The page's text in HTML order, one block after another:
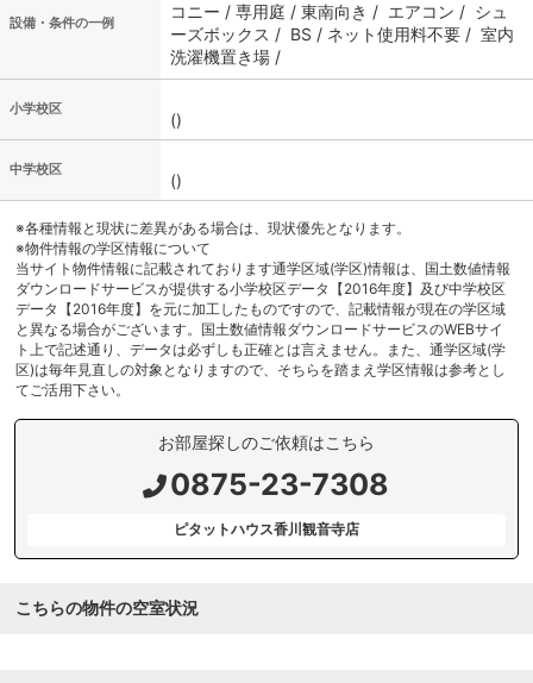
設備・条件の一例
コニー / 専用庭 / 東南向き / エアコン / シュ
ーズボックス / BS / ネット使用料不要 / 室内
洗濯機置き場 /
小学校区
()
中学校区
()
※各種情報と現状に差異がある場合は、現状優先となります。
※物件情報の学区情報について
当サイト物件情報に記載されております通学区域(学区)情報は、国土数値情報
ダウンロードサービスが提供する小学校区データ【2016年度】及び中学校区
データ【2016年度】を元に加工したものですので、記載情報が現在の学区域
と異なる場合がございます。国土数値情報ダウンロードサービスのWEBサイ
ト上で記述通り、データは必ずしも正確とは言えません。また、通学区域(学
区)は毎年見直しの対象となりますので、そちらを踏まえ学区情報は参考とし
てご活用下さい。
お部屋探しのご依頼はこちら
0875-23-7308
ピタットハウス香川観音寺店
こちらの物件の空室状況